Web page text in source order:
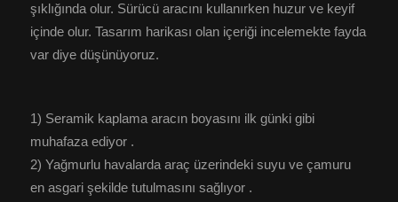
şıklığında olur. Sürücü aracını kullanırken huzur ve keyif
içinde olur. Tasarım harikası olan içeriği incelemekte fayda
var diye düşünüyoruz.
1) Seramik kaplama aracın boyasını ilk günki gibi
muhafaza ediyor .
2) Yağmurlu havalarda araç üzerindeki suyu ve çamuru
en asgari şekilde tutulmasını sağlıyor .